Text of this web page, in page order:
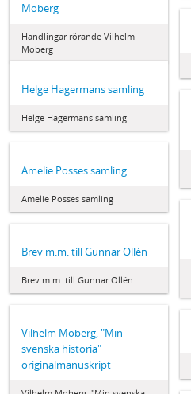
Moberg
Handlingar rörande Vilhelm
Moberg
Helge Hagermans samling
Helge Hagermans samling
Amelie Posses samling
Amelie Posses samling
Brev m.m. till Gunnar Ollén
Brev m.m. till Gunnar Ollén
Vilhelm Moberg, "Min
svenska historia"
originalmanuskript